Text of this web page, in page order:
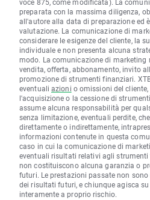
voce 875, come modificata). La
preparata con la massima diligenza,
all'autore alla data di preparazione ed
valutazione. La comunicazione di
considerare le esigenze del cliente, la
individuale e non presenta alcuna
modo. La comunicazione di marketing
vendita, offerta, abbonamento, invito
promozione di strumenti finanziari.
eventuali azioni o omissioni del
l'acquisizione o la cessione di
assume alcuna responsabilità per
senza limitazione, eventuali perdite,
direttamente o indirettamente,
informazioni contenute in questa
caso in cui la comunicazione di
eventuali risultati relativi agli
non costituiscono alcuna garanzia o
futuri. Le prestazioni passate non
dei risultati futuri, e chiunque agisca
interamente a proprio rischio.